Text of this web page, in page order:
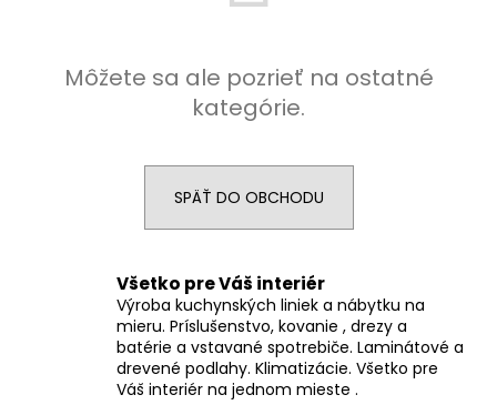
Môžete sa ale pozrieť na ostatné
kategórie.
SPÄŤ DO OBCHODU
Všetko pre Váš interiér
Výroba kuchynských liniek a nábytku na
mieru. Príslušenstvo, kovanie , drezy a
batérie a vstavané spotrebiče. Laminátové a
drevené podlahy. Klimatizácie. Všetko pre
Váš interiér na jednom mieste .